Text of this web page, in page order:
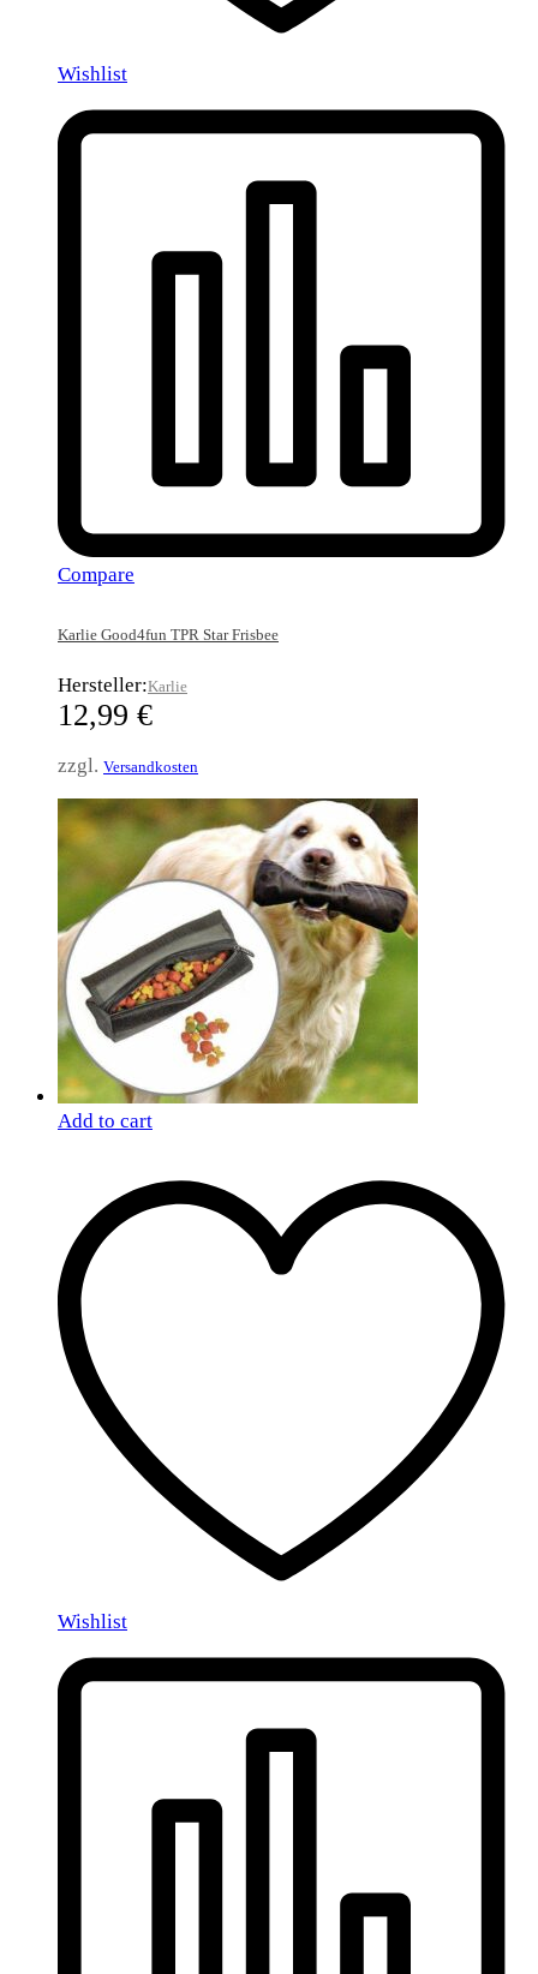
Wishlist
Compare
Karlie Good4fun TPR Star Frisbee
Hersteller:Karlie
12,99 €
zzgl. Versandkosten
Add to cart
Wishlist